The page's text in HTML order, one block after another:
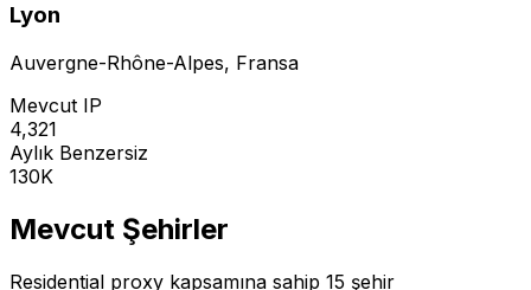
Lyon
Auvergne-Rhône-Alpes, Fransa
Mevcut IP
4,321
Aylık Benzersiz
130K
Mevcut Şehirler
Residential proxy kapsamına sahip 15 şehir